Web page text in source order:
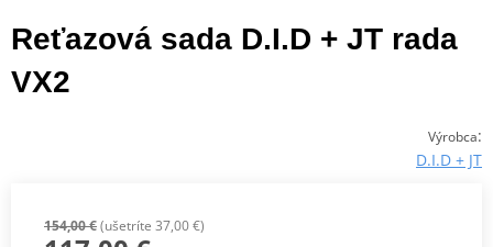
Reťazová sada D.I.D + JT rada
VX2
Výrobca:
D.I.D + JT
154,00 €(ušetríte 37,00 €)